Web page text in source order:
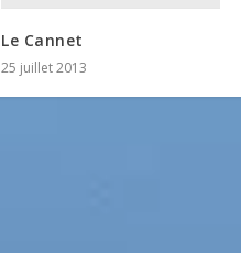
Le Cannet
25 juillet 2013